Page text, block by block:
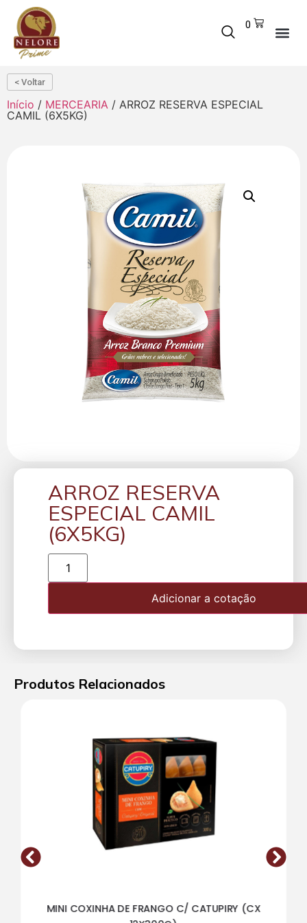
0
< Voltar
Início / MERCEARIA / ARROZ RESERVA ESPECIAL
CAMIL (6X5KG)
ARROZ RESERVA
ESPECIAL CAMIL
(6X5KG)
Adicionar a cotação
Produtos Relacionados
MINI COXINHA DE FRANGO C/ CATUPIRY (CX